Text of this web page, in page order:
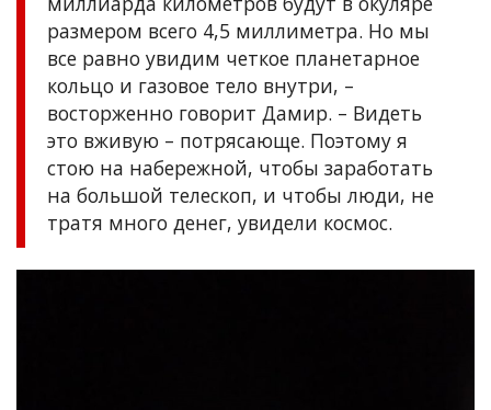
размером всего 4,5 миллиметра. Но мы
все равно увидим четкое планетарное
кольцо и газовое тело внутри, –
восторженно говорит Дамир. – Видеть
это вживую – потрясающе. Поэтому я
стою на набережной, чтобы заработать
на большой телескоп, и чтобы люди, не
тратя много денег, увидели космос.